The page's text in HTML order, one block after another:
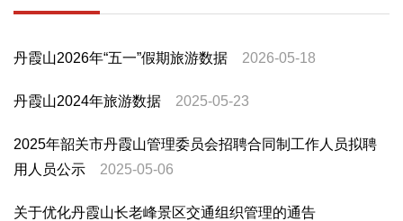
丹霞山2026年“五一”假期旅游数据 2026-05-18
丹霞山2024年旅游数据 2025-05-23
2025年韶关市丹霞山管理委员会招聘合同制工作人员拟聘
用人员公示
2025-05-06
关于优化丹霞山长老峰景区交通组织管理的通告